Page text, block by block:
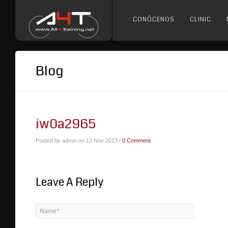
CONÓCENOS CLINIC
Blog
iw0a2965
Posted by admin on 13 Nov 2013 / 0 Comment
Leave A Reply